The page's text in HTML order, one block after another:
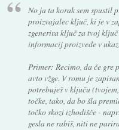
No ja ta korak sem spustil
proizvajalec ključ, ki je v
zgenerira ključ za tvoj
informacij proizvede v ukaz.
Primer: Recimo, da če gre
avto vžge. V romu je
potrebuješ v ključu
točke, tako, da bo šla
točko skozi izhodišče -
gesla ne rabiš, niti ne